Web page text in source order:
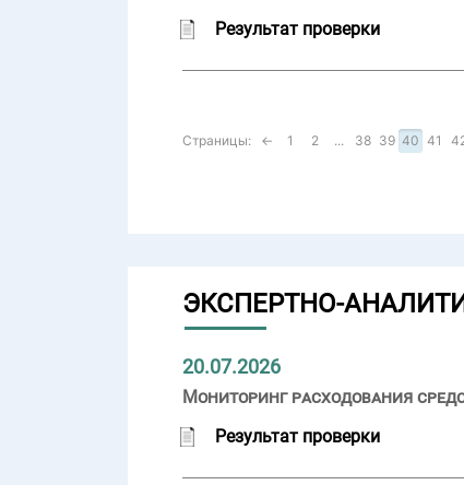
Результат проверки
Страницы: ← 1 2 ... 38 39 40 41
ЭКСПЕРТНО-
20.07.2026
Мониторинг расходования
Результат проверки